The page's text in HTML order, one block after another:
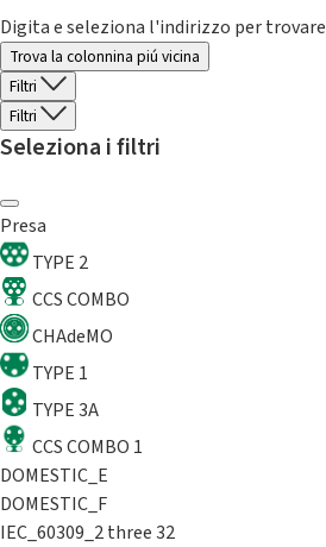
Digita e seleziona l'indirizzo per
Trova la colonnina piú vicina
Filtri
Filtri
Seleziona i filtri
Presa
TYPE 2
CCS COMBO
CHAdeMO
TYPE 1
TYPE 3A
CCS COMBO 1
DOMESTIC_E
DOMESTIC_F
IEC_60309_2 three 32